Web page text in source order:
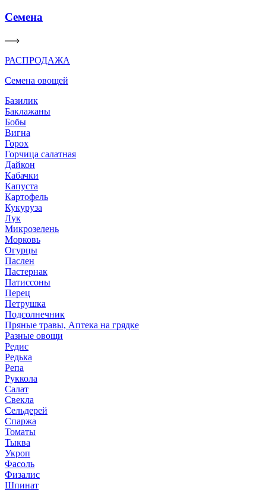
Семена
РАСПРОДАЖА
Семена овощей
Базилик
Баклажаны
Бобы
Вигна
Горох
Горчица салатная
Дайкон
Кабачки
Капуста
Картофель
Кукуруза
Лук
Микрозелень
Морковь
Огурцы
Паслен
Пастернак
Патиссоны
Перец
Петрушка
Подсолнечник
Пряные травы, Аптека на грядке
Разные овощи
Редис
Редька
Репа
Руккола
Салат
Свекла
Сельдерей
Спаржа
Томаты
Тыква
Укроп
Фасоль
Физалис
Шпинат